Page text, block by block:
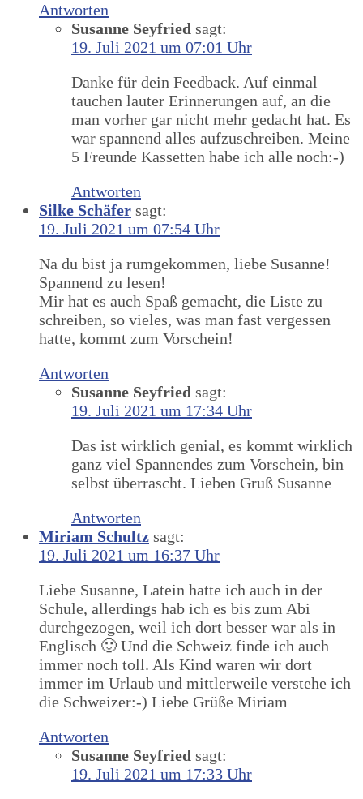
Antworten
Susanne Seyfried sagt:
19. Juli 2021 um 07:01 Uhr
Danke für dein Feedback. Auf einmal
tauchen lauter Erinnerungen auf, an die
man vorher gar nicht mehr gedacht hat. Es
war spannend alles aufzuschreiben. Meine
5 Freunde Kassetten habe ich alle noch:-)
Antworten
Silke Schäfer sagt:
19. Juli 2021 um 07:54 Uhr
Na du bist ja rumgekommen, liebe Susanne!
Spannend zu lesen!
Mir hat es auch Spaß gemacht, die Liste zu
schreiben, so vieles, was man fast vergessen
hatte, kommt zum Vorschein!
Antworten
Susanne Seyfried sagt:
19. Juli 2021 um 17:34 Uhr
Das ist wirklich genial, es kommt wirklich
ganz viel Spannendes zum Vorschein, bin
selbst überrascht. Lieben Gruß Susanne
Antworten
Miriam Schultz sagt:
19. Juli 2021 um 16:37 Uhr
Liebe Susanne, Latein hatte ich auch in der
Schule, allerdings hab ich es bis zum Abi
durchgezogen, weil ich dort besser war als in
Englisch 🙂 Und die Schweiz finde ich auch
immer noch toll. Als Kind waren wir dort
immer im Urlaub und mittlerweile verstehe ich
die Schweizer:-) Liebe Grüße Miriam
Antworten
Susanne Seyfried sagt:
19. Juli 2021 um 17:33 Uhr